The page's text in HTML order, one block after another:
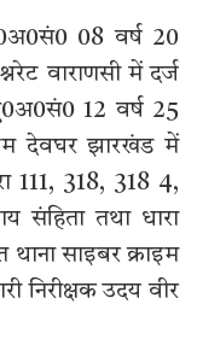
08 वर्ष 20
वाराणसी में दर्ज
12 वर्ष 25
देवघर झारखंड में
111, 318, 318 4,
संहिता तथा धारा
साइबर क्राइम
निरीक्षक उदय वीर